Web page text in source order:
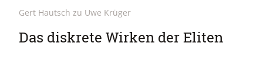
Gert Hautsch zu Uwe Krüger
Das diskrete Wirken der Eliten